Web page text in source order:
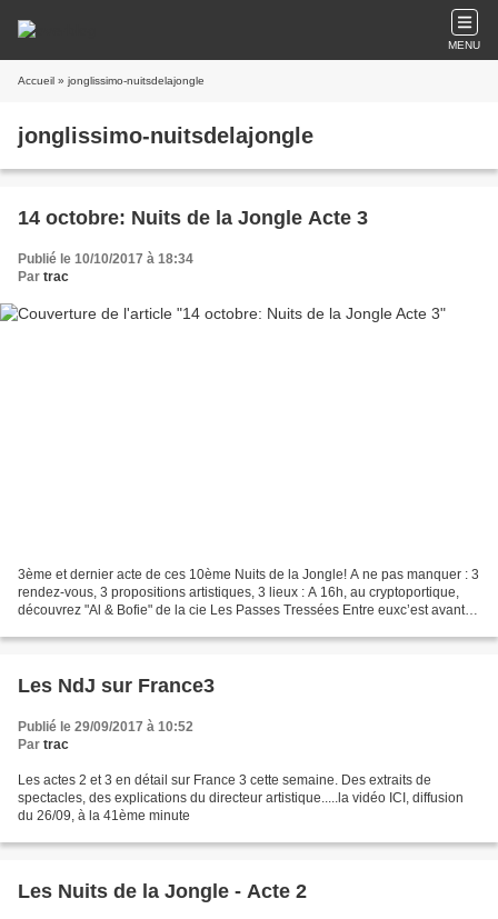
MENU
Accueil » jonglissimo-nuitsdelajongle
jonglissimo-nuitsdelajongle
14 octobre: Nuits de la Jongle Acte 3
Publié le 10/10/2017 à 18:34
Par trac
3ème et dernier acte de ces 10ème Nuits de la Jongle! A ne pas manquer : 3
rendez-vous, 3 propositions artistiques, 3 lieux : A 16h, au cryptoportique,
découvrez "Al & Bofie" de la cie Les Passes Tressées Entre euxc’est avant
Les NdJ sur France3
Publié le 29/09/2017 à 10:52
Par trac
Les actes 2 et 3 en détail sur France 3 cette semaine. Des extraits de
spectacles, des explications du directeur artistique.....la vidéo ICI, diffusion
du 26/09, à la 41ème minute
Les Nuits de la Jongle - Acte 2